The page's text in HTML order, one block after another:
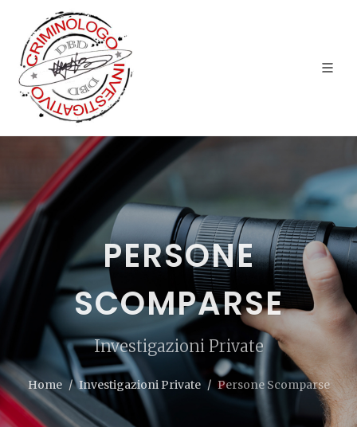
PERSONE
SCOMPARSE
Investigazioni Private
Home Investigazioni Private Persone Scomparse